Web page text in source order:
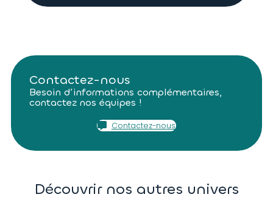
Contactez-nous
Besoin d’informations complémentaires,
contactez nos équipes !
Contactez-nous
Découvrir nos autres univers